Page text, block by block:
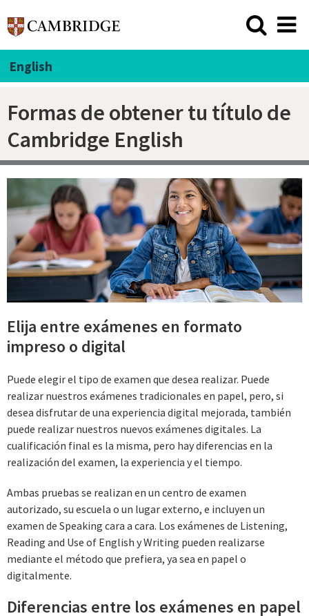
English
Formas de obtener tu título de
Cambridge English
Elija entre exámenes en formato
impreso o digital
Puede elegir el tipo de examen que desea realizar. Puede
realizar nuestros exámenes tradicionales en papel, pero, si
desea disfrutar de una experiencia digital mejorada, también
puede realizar nuestros nuevos exámenes digitales. La
cualificación final es la misma, pero hay diferencias en la
realización del examen, la experiencia y el tiempo.
Ambas pruebas se realizan en un centro de examen
autorizado, su escuela o un lugar externo, e incluyen un
examen de Speaking cara a cara. Los exámenes de Listening,
Reading and Use of English y Writing pueden realizarse
mediante el método que prefiera, ya sea en papel o
digitalmente.
Diferencias entre los exámenes en papel